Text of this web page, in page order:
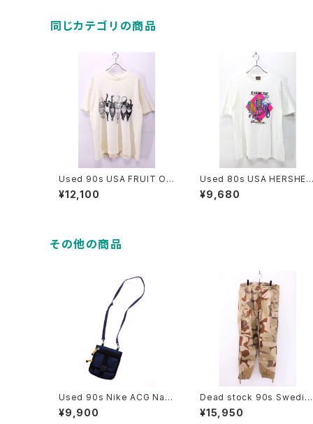
同じカテゴリの商品
Used 90s USA FRUIT OF
THE LOOM 6Cats Doubl
e Side Animal Graphic T-
¥12,100
Used 80s USA HERSHEY
S EXERCISE Your Good T
aste Chocolate Graphic
¥9,680
その他の商品
Used 90s Nike ACG Nav
y Rip Stop 2Way Sacoch
e 古着
¥9,900
Dead stock 90s
Military M-90 Splinter
mo Pants W38 L32 古着
¥15,950